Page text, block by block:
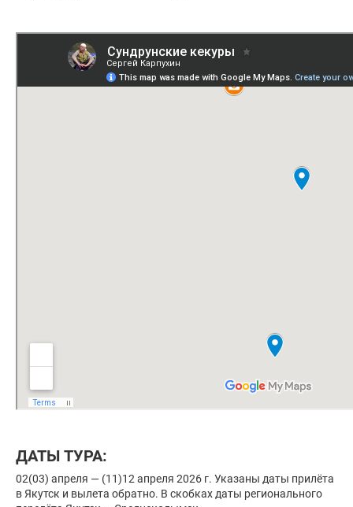
ДАТЫ ТУРА:
02(03) апреля — (11)12 апреля 2026 г. Указаны даты прилёта
в Якутск и вылета обратно. В скобках даты регионального